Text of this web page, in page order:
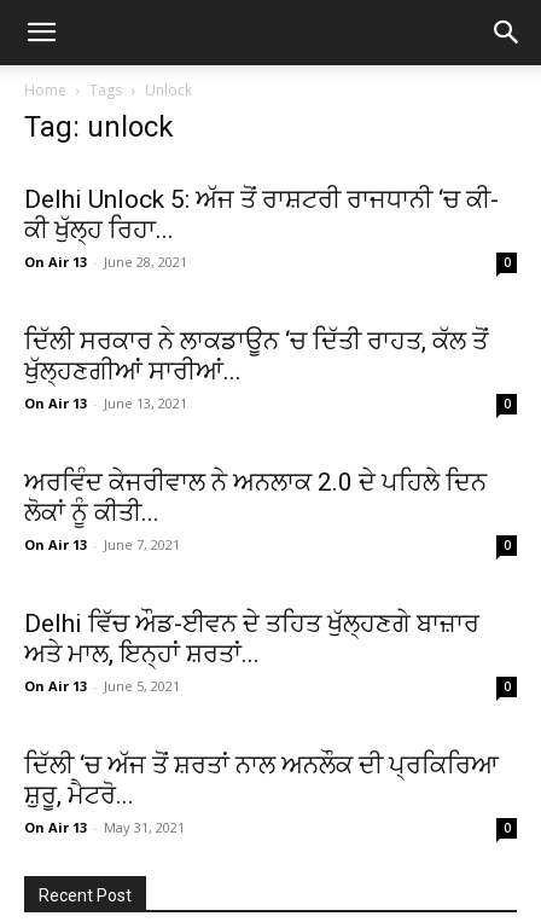
Home Tags Unlock
Tag: unlock
Delhi Unlock 5: ਅੱਜ ਤੋਂ ਰਾਸ਼ਟਰੀ ਰਾਜਧਾਨੀ ‘ਚ ਕੀ-
ਕੀ ਖੁੱਲ੍ਹ ਰਿਹਾ...
On Air 13 - June 28, 2021 0
ਦਿੱਲੀ ਸਰਕਾਰ ਨੇ ਲਾਕਡਾਊਨ ‘ਚ ਦਿੱਤੀ ਰਾਹਤ, ਕੱਲ ਤੋਂ
ਖੁੱਲ੍ਹਣਗੀਆਂ ਸਾਰੀਆਂ...
On Air 13 - June 13, 2021 0
ਅਰਵਿੰਦ ਕੇਜਰੀਵਾਲ ਨੇ ਅਨਲਾਕ 2.0 ਦੇ ਪਹਿਲੇ ਦਿਨ
ਲੋਕਾਂ ਨੂੰ ਕੀਤੀ...
On Air 13 - June 7, 2021 0
Delhi ਵਿੱਚ ਔਡ-ਈਵਨ ਦੇ ਤਹਿਤ ਖੁੱਲ੍ਹਣਗੇ ਬਾਜ਼ਾਰ
ਅਤੇ ਮਾਲ, ਇਨ੍ਹਾਂ ਸ਼ਰਤਾਂ...
On Air 13 - June 5, 2021 0
ਦਿੱਲੀ ‘ਚ ਅੱਜ ਤੋਂ ਸ਼ਰਤਾਂ ਨਾਲ ਅਨਲੌਕ ਦੀ ਪ੍ਰਕਿਰਿਆ
ਸ਼ੁਰੂ, ਮੈਟਰੋ...
On Air 13 - May 31, 2021 0
Recent Post